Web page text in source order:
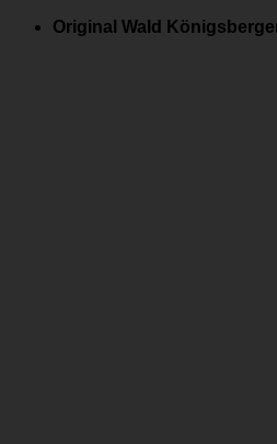
Zum
Original Wald